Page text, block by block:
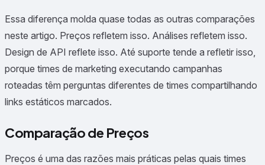
Essa diferença molda quase todas as outras comparações
neste artigo. Preços refletem isso. Análises refletem isso.
Design de API reflete isso. Até suporte tende a refletir isso,
porque times de marketing executando campanhas
roteadas têm perguntas diferentes de times compartilhando
links estáticos marcados.
Comparação de Preços
Preços é uma das razões mais práticas pelas quais times